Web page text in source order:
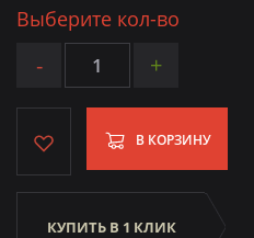
Выберите кол-во
- +
В КОРЗИНУ
КУПИТЬ В 1 КЛИК